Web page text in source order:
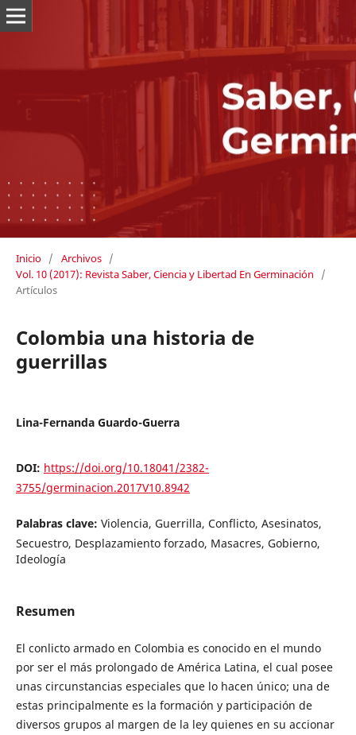
Inicio / Archivos /
Vol. 10 (2017): Revista Saber, Ciencia y Libertad En Germinación
/
Artículos
Colombia una historia de
guerrillas
Lina-Fernanda Guardo-Guerra
DOI: https://doi.org/10.18041/2382-
3755/germinacion.2017V10.8942
Palabras clave: Violencia, Guerrilla, Conflicto, Asesinatos,
Secuestro, Desplazamiento forzado, Masacres, Gobierno,
Ideología
Resumen
El conlicto armado en Colombia es conocido en el mundo
por ser el más prolongado de América Latina, el cual posee
unas circunstancias especiales que lo hacen único; una de
estas principalmente es la formación y participación de
diversos grupos al margen de la ley quienes en su accionar